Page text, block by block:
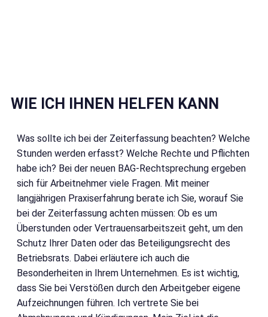
WIE ICH IHNEN HELFEN KANN
Was sollte ich bei der Zeiterfassung beachten? Welche
Stunden werden erfasst? Welche Rechte und Pflichten
habe ich? Bei der neuen BAG-Rechtsprechung ergeben
sich für Arbeitnehmer viele Fragen. Mit meiner
langjährigen Praxiserfahrung berate ich Sie, worauf Sie
bei der Zeiterfassung achten müssen: Ob es um
Überstunden oder Vertrauensarbeitszeit geht, um den
Schutz Ihrer Daten oder das Beteiligungsrecht des
Betriebsrats. Dabei erläutere ich auch die
Besonderheiten in Ihrem Unternehmen. Es ist wichtig,
dass Sie bei Verstößen durch den Arbeitgeber eigene
Aufzeichnungen führen. Ich vertrete Sie bei